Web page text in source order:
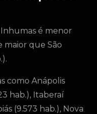
é menor
maior que São
como Anápolis
hab.), Itaberaí
(9.573 hab.), Nova